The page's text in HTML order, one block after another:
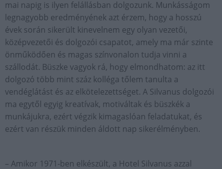
mai napig is ilyen felállásban dolgozunk. Munkásságom
legnagyobb eredményének azt érzem, hogy a hosszú
évek során sikerült kinevelnem egy olyan vezetői,
középvezetői és dolgozói csapatot, amely ma már szinte
önműködően és magas színvonalon tudja vinni a
szállodát. Büszke vagyok rá, hogy elmondhatom: az itt
dolgozó több mint száz kolléga tőlem tanulta a
vendéglátást és az elkötelezettséget. A Silvanus dolgozói
ma egytől egyig kreatívak, motiváltak és büszkék a
munkájukra, ezért végzik kimagaslóan feladatukat, és
ezért van részük minden áldott nap sikerélményben.
– Amikor 1971-ben elkészült, a Hotel Silvanus azzal